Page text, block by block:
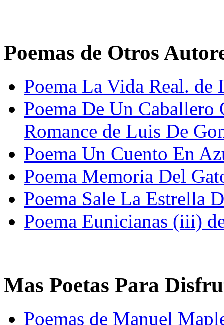
Poemas de Otros
Poema La Vida Real.
Poema De Un
Romance de Luis De
Poema Un Cuento En
Poema Memoria Del
Poema Sale La Estrella
Poema Eunicianas (iii)
Mas Poetas Para
Poemas de Manuel